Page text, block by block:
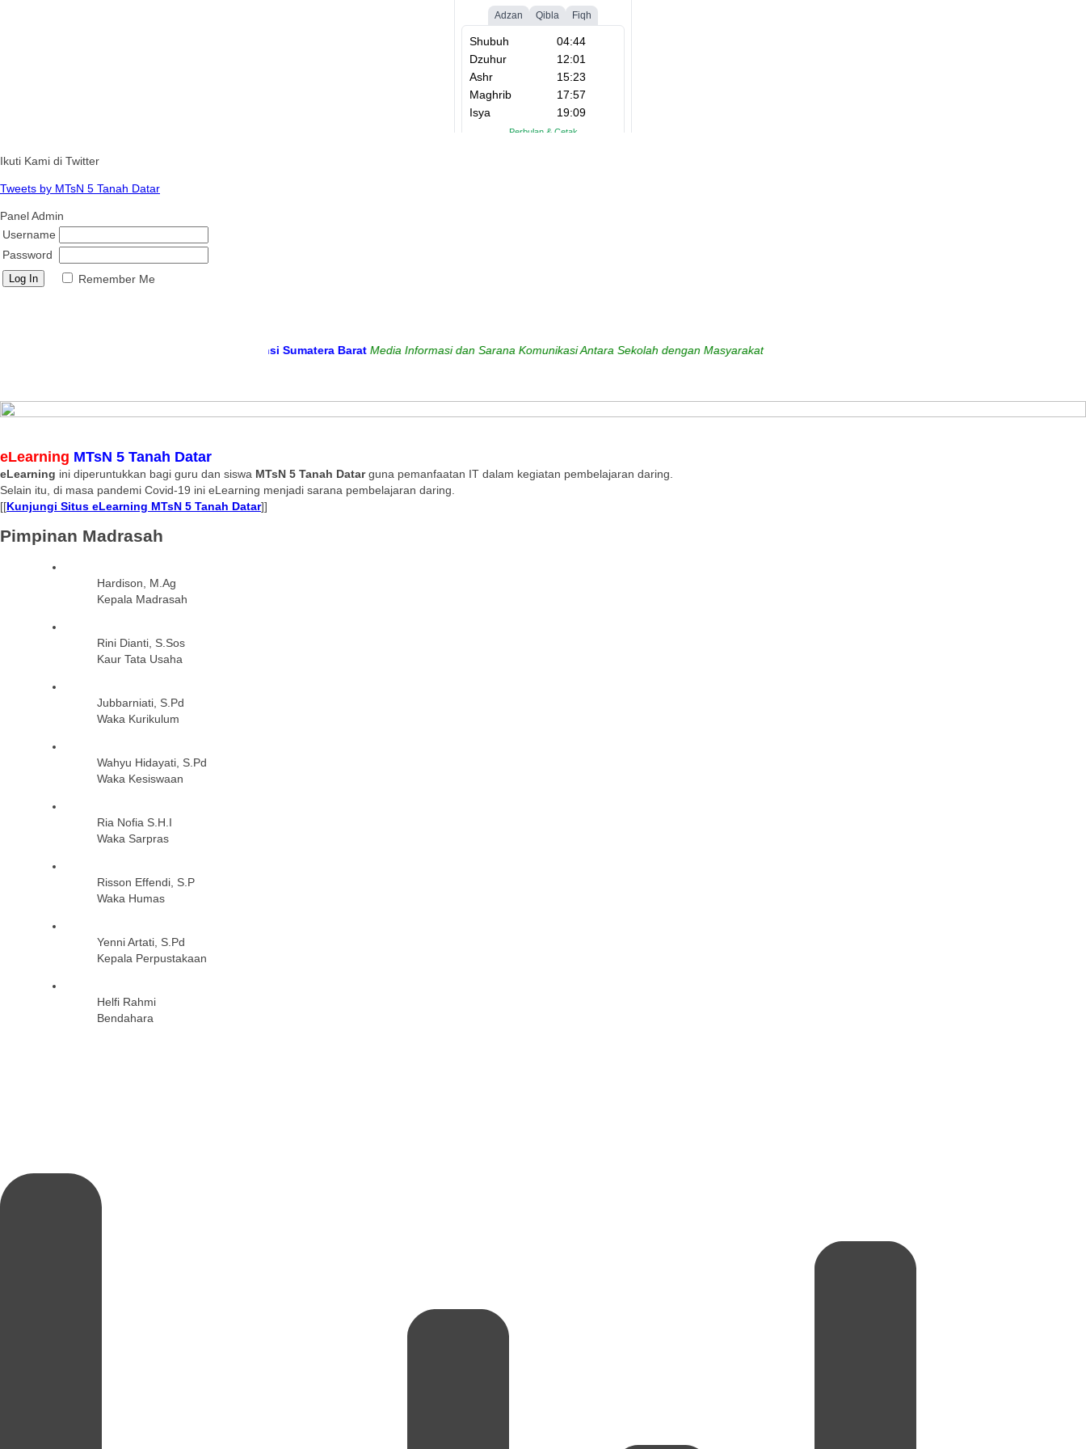
Ikuti Kami di Twitter
Tweets by MTsN 5 Tanah Datar
Panel Admin
Username
Password
Remember Me
Datar, Kabupaten Tanah Datar, Provinsi Sumatera Barat Media Informasi dan Sarana Komunikasi Antara Sekolah dengan Masyarakat
eLearning MTsN 5 Tanah Datar
eLearning ini diperuntukkan bagi guru dan siswa MTsN 5 Tanah Datarguna pemanfaatan IT dalam kegiatan pembelajaran daring.
Selain itu, di masa pandemi Covid-19 ini eLearning menjadi sarana pembelajaran daring.
[[Kunjungi Situs eLearning MTsN 5 Tanah Datar]]
Pimpinan Madrasah
Hardison, M.Ag
Kepala Madrasah
Rini Dianti, S.Sos
Kaur Tata Usaha
Jubbarniati, S.Pd
Waka Kurikulum
Wahyu Hidayati, S.Pd
Waka Kesiswaan
Ria Nofia S.H.I
Waka Sarpras
Risson Effendi, S.P
Waka Humas
Yenni Artati, S.Pd
Kepala Perpustakaan
Helfi Rahmi
Bendahara